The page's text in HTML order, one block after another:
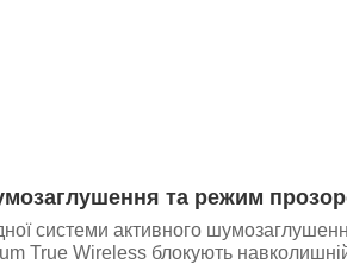
та режим
системи активного
True Wireless блокують